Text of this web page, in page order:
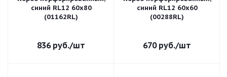
синий RL12 60x80
(01162RL)
836руб./шт
синий RL12 60x60
(00288RL)
670руб./шт